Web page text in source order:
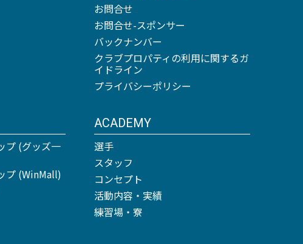
プ (グッズ一
プ (WinMall)
ACADEMY
選手
スタッフ
コンセプト
活動内容・実績
練習場・寮
お問合せ
お問合せ-スポンサー
バックナンバー
クラブプロパティの利用に関するガ
イドライン
プライバシーポリシー